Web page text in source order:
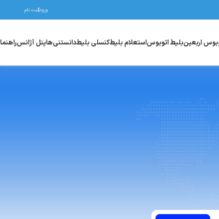
ورودثبت نام
اربعینبلیط اتوبوساستعلام بلیطکنسلی بلیطدانستنی‌هاپنل آژانسراهنما